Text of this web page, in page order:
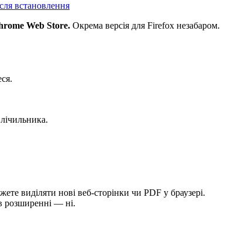
встановлення
Web Store. Окрема версія для Firefox незабаром.
виділяти нові веб-сторінки чи PDF у браузері.
розширенні — ні.